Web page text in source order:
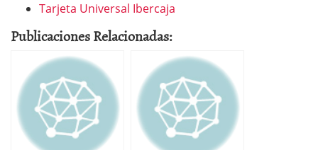
Tarjeta Universal Ibercaja
Publicaciones Relacionadas: